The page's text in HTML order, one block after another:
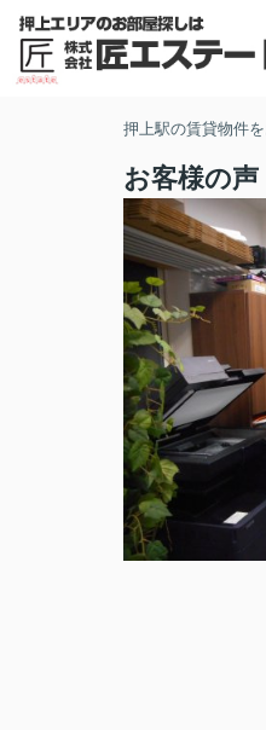
押上駅の賃貸物件
お客様の声